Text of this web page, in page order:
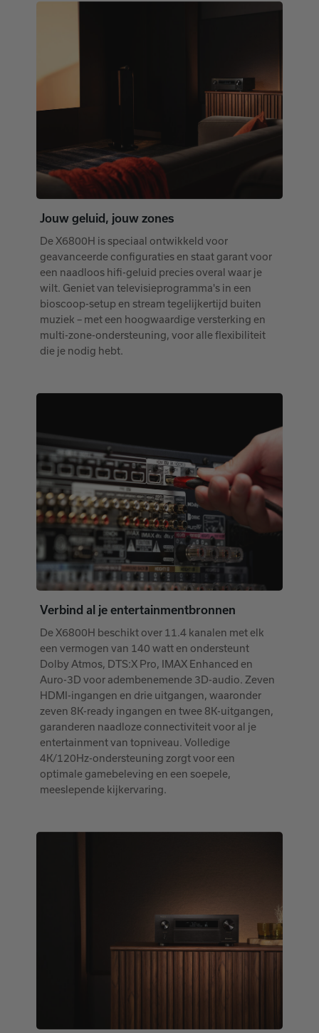
Jouw geluid, jouw zones
De X6800H is speciaal ontwikkeld voor
geavanceerde configuraties en staat garant voor
een naadloos hifi-geluid precies overal waar je
wilt. Geniet van televisieprogramma's in een
bioscoop-setup en stream tegelijkertijd buiten
muziek – met een hoogwaardige versterking en
multi-zone-ondersteuning, voor alle flexibiliteit
die je nodig hebt.
Verbind al je entertainmentbronnen
De X6800H beschikt over 11.4 kanalen met elk
een vermogen van 140 watt en ondersteunt
Dolby Atmos, DTS:X Pro, IMAX Enhanced en
Auro-3D voor adembenemende 3D-audio. Zeven
HDMI-ingangen en drie uitgangen, waaronder
zeven 8K-ready ingangen en twee 8K-uitgangen,
garanderen naadloze connectiviteit voor al je
entertainment van topniveau. Volledige
4K/120Hz-ondersteuning zorgt voor een
optimale gamebeleving en een soepele,
meeslepende kijkervaring.